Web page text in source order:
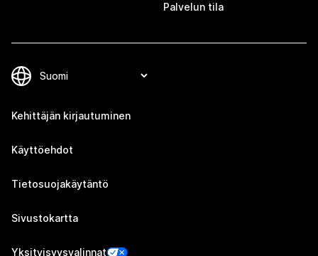
Palvelun tila
Kehittäjän kirjautuminen
Käyttöehdot
Tietosuojakäytäntö
Sivustokartta
Yksityisyysvalinnat